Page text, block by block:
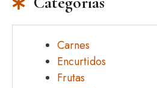
Carnes
Encurtidos
Frutas